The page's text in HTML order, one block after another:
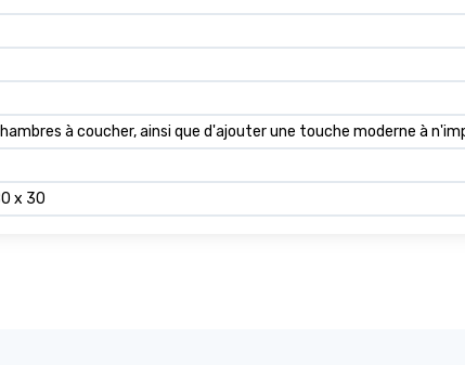
à coucher, ainsi que d'ajouter une touche moderne à
x 30